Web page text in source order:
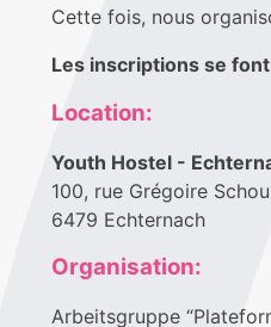
Cette fois, nous
Les inscriptions se
Location:
Youth Hostel -
100, rue Grégoire
6479 Echternach
Organisation:
Arbeitsgruppe